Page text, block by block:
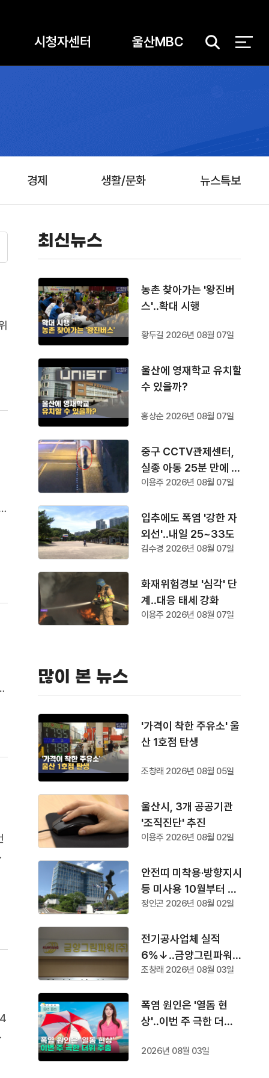
시청자센터 울산MBC
검
경제 생활/문화 뉴스특보
최신뉴스
농촌 찾아가는 '왕진버
스'‥확대 시행
황두길 2026년 08월 07일
울산에 영재학교 유치할
수 있을까?
홍상순 2026년 08월 07일
중구 CCTV관제센터,
실종 아동 25분 만에 찾
아
이용주 2026년 08월 07일
입추에도 폭염 '강한 자
외선'‥내일 25~33도
김수경 2026년 08월 07일
화재위험경보 '심각' 단
계‥대응 태세 강화
이용주 2026년 08월 07일
많이 본 뉴스
'가격이 착한 주유소' 울
산 1호점 탄생
조창래 2026년 08월 05일
울산시, 3개 공공기관
'조직진단' 추진
이용주 2026년 08월 02일
안전띠 미착용·방향지시
등 미사용 10월부터 단
속
정인곤 2026년 08월 02일
전기공사업체 실적
6%↓‥금양그린파워
'수주 1위'
조창래 2026년 08월 03일
폭염 원인은 '열돔 현
상'‥이번 주 극한 더위
2026년 08월 03일